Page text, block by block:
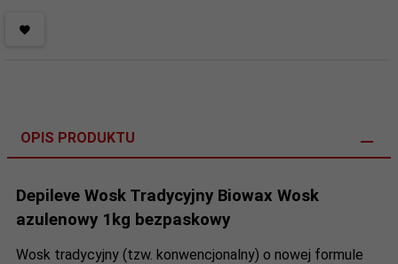
OPIS PRODUKTU
Depileve Wosk Tradycyjny Biowax Wosk
azulenowy 1kg bezpaskowy
Wosk tradycyjny (tzw. konwencjonalny) o nowej formule